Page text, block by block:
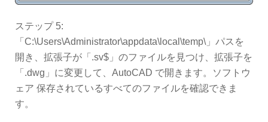
ステップ 5:
「C:\Users\Administrator\appdata\local\temp\」パスを
開き、拡張子が「.sv$」のファイルを見つけ、拡張子を
「.dwg」に変更して、AutoCAD で開きます。ソフトウ
ェア 保存されているすべてのファイルを確認できま
す。